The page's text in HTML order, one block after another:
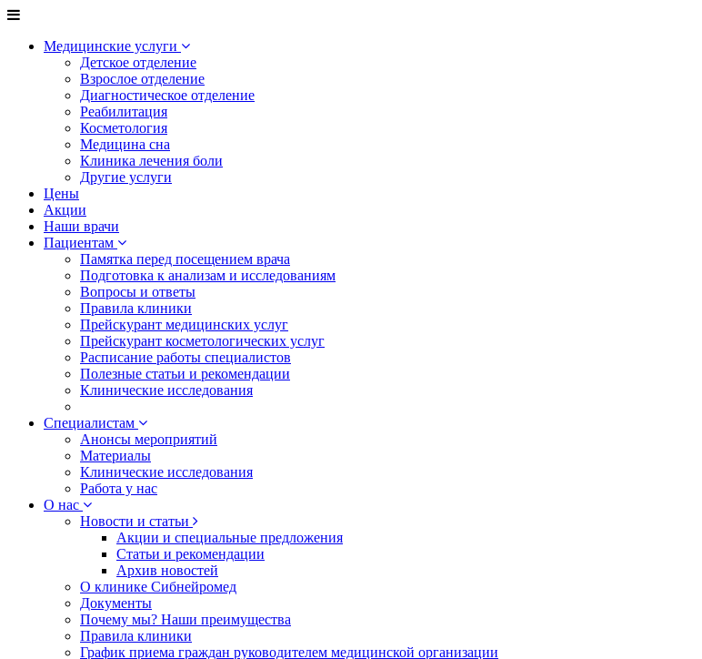
Медицинские услуги
Детское отделение
Взрослое отделение
Диагностическое отделение
Реабилитация
Косметология
Медицина сна
Клиника лечения боли
Другие услуги
Цены
Акции
Наши врачи
Пациентам
Памятка перед посещением врача
Подготовка к анализам и исследованиям
Вопросы и ответы
Правила клиники
Прейскурант медицинских услуг
Прейскурант косметологических услуг
Расписание работы специалистов
Полезные статьи и рекомендации
Клинические исследования
Специалистам
Анонсы мероприятий
Материалы
Клинические исследования
Работа у нас
О нас
Новости и статьи
Акции и специальные предложения
Статьи и рекомендации
Архив новостей
О клинике Сибнейромед
Документы
Почему мы? Наши преимущества
Правила клиники
График приема граждан руководителем медицинской организации